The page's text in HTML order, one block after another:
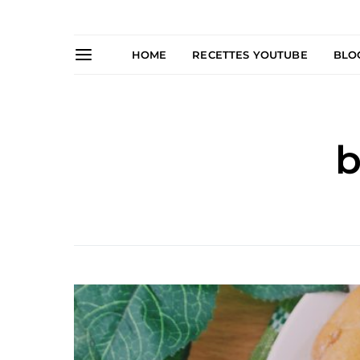
HOME RECETTES YOUTUBE